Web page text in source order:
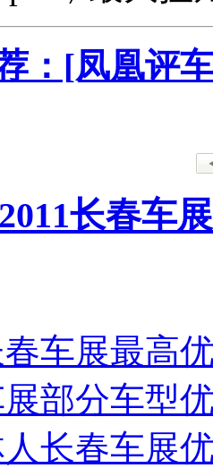
：[凤凰评
2011长春车展
车展最高
部分车型
长春车展